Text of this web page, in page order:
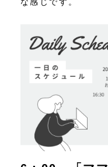
な感じです。